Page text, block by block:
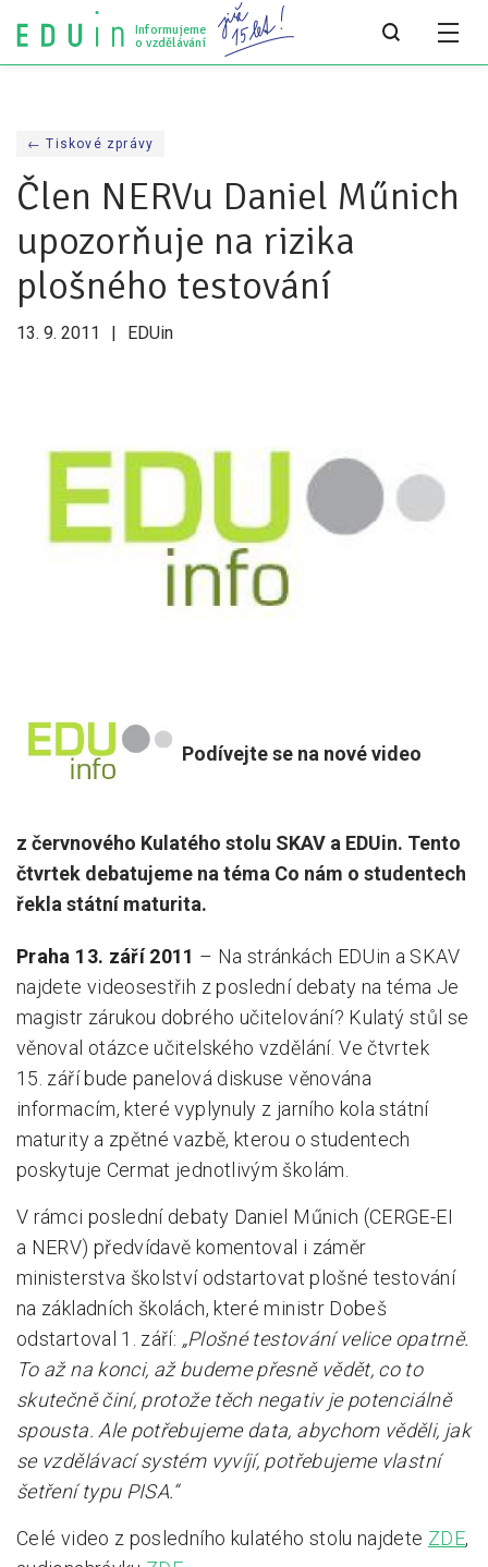
Informujeme
o vzdělávání
Všechny články
Všechny články
Analýzy
Tiskové zprávy
Pro média
Pro zřizovatele
Konference Lepší škola
O nás
Partneři a dárci
Kontakty
← Tiskové zprávy
Člen NERVu Daniel Műnich
upozorňuje na rizika
plošného testování
13. 9. 2011 EDUin
Podívejte se na nové video
z červnového Kulatého stolu SKAV a EDUin. Tento
čtvrtek debatujeme na téma Co nám o studentech
řekla státní maturita.
Praha 13. září 2011 – Na stránkách EDUin a SKAV
najdete videosestřih z poslední debaty na téma Je
magistr zárukou dobrého učitelování? Kulatý stůl se
věnoval otázce učitelského vzdělání. Ve čtvrtek
15. září bude panelová diskuse věnována
informacím, které vyplynuly z jarního kola státní
maturity a zpětné vazbě, kterou o studentech
poskytuje Cermat jednotlivým školám.
V rámci poslední debaty Daniel Műnich (CERGE-EI
a NERV) předvídavě komentoval i záměr
ministerstva školství odstartovat plošné testování
na základních školách, které ministr Dobeš
odstartoval 1. září: „Plošné testování velice opatrně.
To až na konci, až budeme přesně vědět, co to
skutečně činí, protože těch negativ je potenciálně
spousta. Ale potřebujeme data, abychom věděli, jak
se vzdělávací systém vyvíjí, potřebujeme vlastní
šetření typu PISA.“
Celé video z posledního kulatého stolu najdete ZDE,